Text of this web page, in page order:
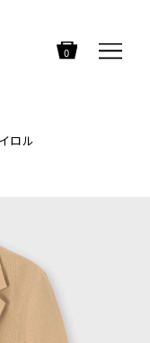
0
ロル